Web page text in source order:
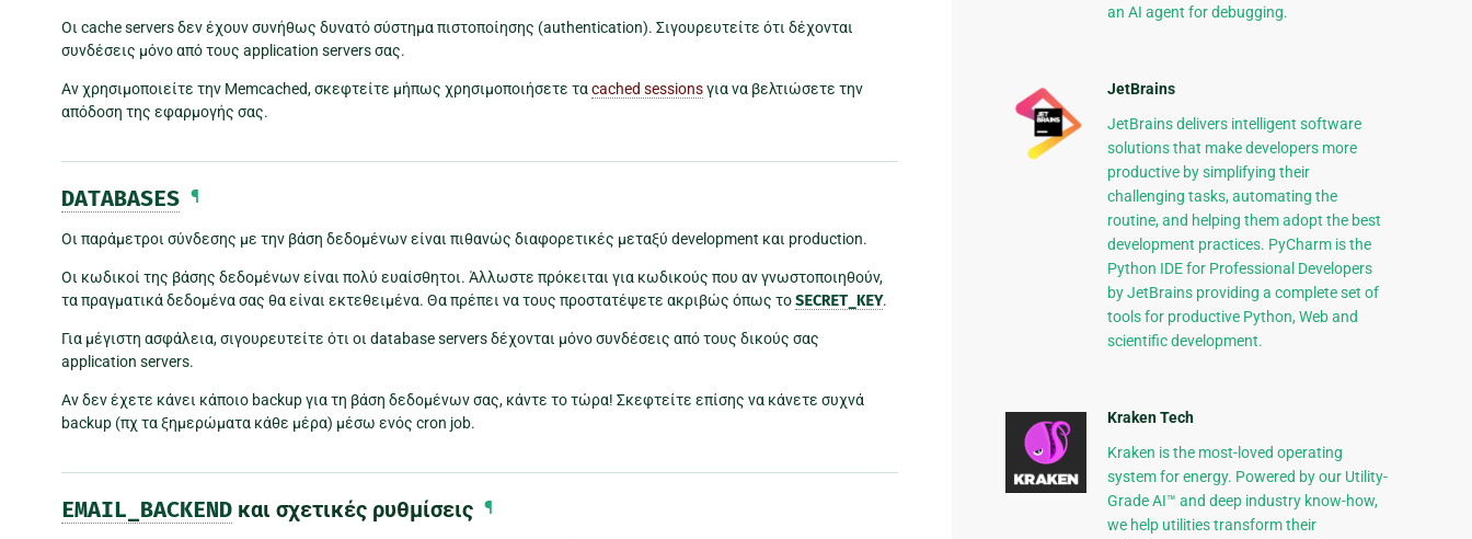
Οι cache servers δεν έχουν συνήθως δυνατό σύστημα πιστοποίησης (authentication). Σιγουρευτείτε ότι δέχονται
συνδέσεις μόνο από τους application servers σας.
Αν χρησιμοποιείτε την Memcached, σκεφτείτε μήπως χρησιμοποιήσετε ταcached sessionsγια να βελτιώσετε την
απόδοση της εφαρμογής σας.
DATABASES ¶
Οι παράμετροι σύνδεσης με την βάση δεδομένων είναι πιθανώς διαφορετικές μεταξύ development και production.
Οι κωδικοί της βάσης δεδομένων είναι πολύ ευαίσθητοι. Άλλωστε πρόκειται για κωδικούς που αν γνωστοποιηθούν,
τα πραγματικά δεδομένα σας θα είναι εκτεθειμένα. Θα πρέπει να τους προστατέψετε ακριβώς όπως τοSECRET_KEY.
Για μέγιστη ασφάλεια, σιγουρευτείτε ότι οι database servers δέχονται μόνο συνδέσεις από τους δικούς σας
application servers.
Αν δεν έχετε κάνει κάποιο backup για τη βάση δεδομένων σας, κάντε το τώρα! Σκεφτείτε επίσης να κάνετε συχνά
backup (πχ τα ξημερώματα κάθε μέρα) μέσω ενός cron job.
EMAIL_BACKEND και σχετικές ρυθμίσεις ¶
an AI agent for debugging.
JetBrains
JetBrains delivers intelligent software
solutions that make developers more
productive by simplifying their
challenging tasks, automating the
routine, and helping them adopt the best
development practices. PyCharm is the
Python IDE for Professional Developers
by JetBrains providing a complete set of
tools for productive Python, Web and
scientific development.
Kraken Tech
Kraken is the most-loved operating
system for energy. Powered by our Utility-
Grade AI™ and deep industry know-how,
we help utilities transform their